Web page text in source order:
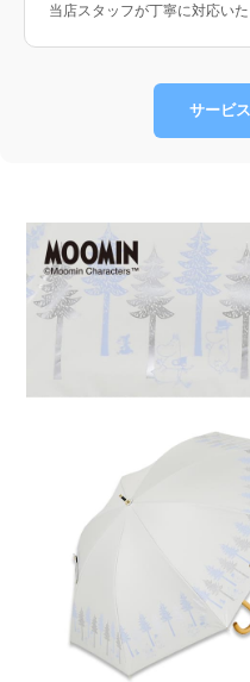
当店スタッフが丁寧に対応いた
サービ